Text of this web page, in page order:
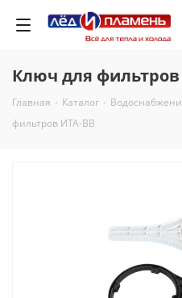
Ключ для фильтров
Главная - Каталог -
фильтров ИТА-BB